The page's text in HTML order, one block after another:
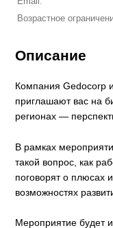
Возрастное
Описание
Компания Gedocorp
приглашают вас на
регионах —
В рамках
такой вопрос, как
поговорят о плюсах
возможностях
Мероприятие будет